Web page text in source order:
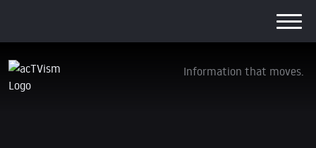
Information that moves.